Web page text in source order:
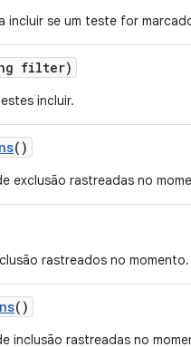
incluir se um teste for
filter)
incluir.
()
exclusão rastreadas no
rastreados no momento.
()
inclusão rastreadas no